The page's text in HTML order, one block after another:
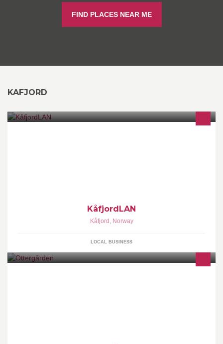
FIND PLACES NEAR ME
KAFJORD
KåfjordLAN
Kåfjord , Norway
LOCAL BUSINESS